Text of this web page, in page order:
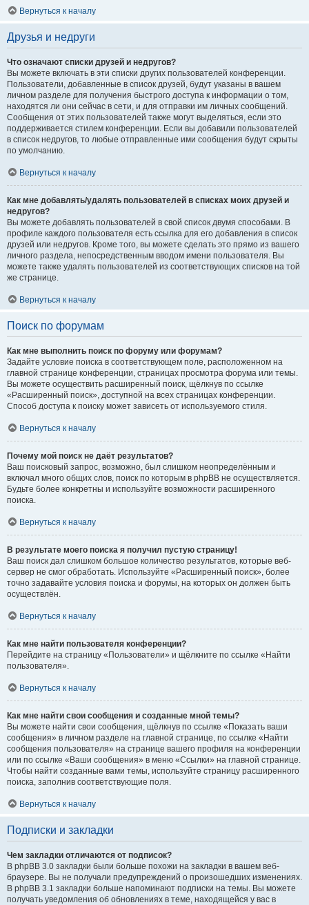
Вернуться к началу
Друзья и недруги
Что означают списки друзей и недругов?
Вы можете включать в эти списки других пользователей конференции.
Пользователи, добавленные в список друзей, будут указаны в вашем
личном разделе для получения быстрого доступа к информации о том,
находятся ли они сейчас в сети, и для отправки им личных сообщений.
Сообщения от этих пользователей также могут выделяться, если это
поддерживается стилем конференции. Если вы добавили пользователей
в список недругов, то любые отправленные ими сообщения будут скрыты
по умолчанию.
Вернуться к началу
Как мне добавлять/удалять пользователей в списках моих друзей и
недругов?
Вы можете добавлять пользователей в свой список двумя способами. В
профиле каждого пользователя есть ссылка для его добавления в список
друзей или недругов. Кроме того, вы можете сделать это прямо из вашего
личного раздела, непосредственным вводом имени пользователя. Вы
можете также удалять пользователей из соответствующих списков на той
же странице.
Вернуться к началу
Поиск по форумам
Как мне выполнить поиск по форуму или форумам?
Задайте условие поиска в соответствующем поле, расположенном на
главной странице конференции, страницах просмотра форума или темы.
Вы можете осуществить расширенный поиск, щёлкнув по ссылке
«Расширенный поиск», доступной на всех страницах конференции.
Способ доступа к поиску может зависеть от используемого стиля.
Вернуться к началу
Почему мой поиск не даёт результатов?
Ваш поисковый запрос, возможно, был слишком неопределённым и
включал много общих слов, поиск по которым в phpBB не осуществляется.
Будьте более конкретны и используйте возможности расширенного
поиска.
Вернуться к началу
В результате моего поиска я получил пустую страницу!
Ваш поиск дал слишком большое количество результатов, которые веб-
сервер не смог обработать. Используйте «Расширенный поиск», более
точно задавайте условия поиска и форумы, на которых он должен быть
осуществлён.
Вернуться к началу
Как мне найти пользователя конференции?
Перейдите на страницу «Пользователи» и щёлкните по ссылке «Найти
пользователя».
Вернуться к началу
Как мне найти свои сообщения и созданные мной темы?
Вы можете найти свои сообщения, щёлкнув по ссылке «Показать ваши
сообщения» в личном разделе на главной странице, по ссылке «Найти
сообщения пользователя» на странице вашего профиля на конференции
или по ссылке «Ваши сообщения» в меню «Ссылки» на главной странице.
Чтобы найти созданные вами темы, используйте страницу расширенного
поиска, заполнив соответствующие поля.
Вернуться к началу
Подписки и закладки
Чем закладки отличаются от подписок?
В phpBB 3.0 закладки были больше похожи на закладки в вашем веб-
браузере. Вы не получали предупреждений о произошедших изменениях.
В phpBB 3.1 закладки больше напоминают подписки на темы. Вы можете
получать уведомления об обновлениях в теме, находящейся у вас в